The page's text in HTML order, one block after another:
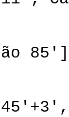
85']
0-
2-